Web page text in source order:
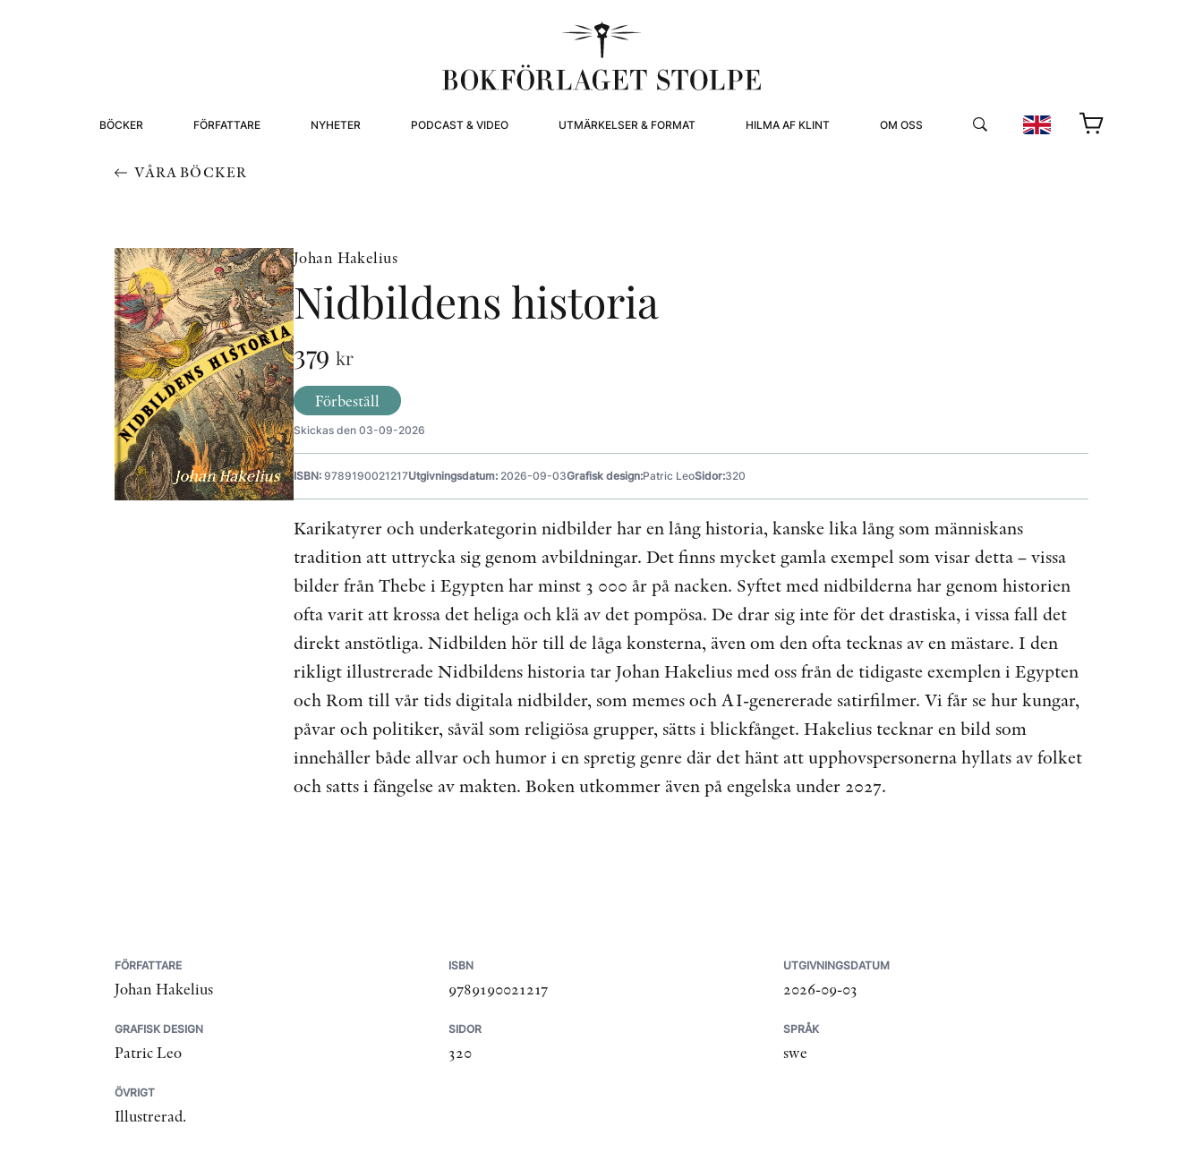
BÖCKER FÖRFATTARE NYHETER PODCAST & VIDEO UTMÄRKELSER & FORMAT HILMA AF KLINT OM OSS
PEER REVIEW-PROCESSEN
VÅRA BÖCKER
Johan Hakelius
Nidbildens historia
379 kr
Förbeställ
Skickas den 03-09-2026
ISBN: 9789190021217Utgivningsdatum: 2026-09-03Grafisk design:Patric LeoSidor:320
Karikatyrer och underkategorin nidbilder har en lång historia, kanske lika lång som människans
tradition att uttrycka sig genom avbildningar. Det finns mycket gamla exempel som visar detta – vissa
bilder från Thebe i Egypten har minst 3 000 år på nacken. Syftet med nidbilderna har genom historien
ofta varit att krossa det heliga och klä av det pompösa. De drar sig inte för det drastiska, i vissa fall det
direkt anstötliga. Nidbilden hör till de låga konsterna, även om den ofta tecknas av en mästare. I den
rikligt illustrerade Nidbildens historia tar Johan Hakelius med oss från de tidigaste exemplen i Egypten
och Rom till vår tids digitala nidbilder, som memes och AI-genererade satirfilmer. Vi får se hur kungar,
påvar och politiker, såväl som religiösa grupper, sätts i blickfånget. Hakelius tecknar en bild som
innehåller både allvar och humor i en spretig genre där det hänt att upphovspersonerna hyllats av folket
och satts i fängelse av makten. Boken utkommer även på engelska under 2027.
FÖRFATTARE
Johan Hakelius
ISBN
9789190021217
UTGIVNINGSDATUM
2026-09-03
GRAFISK DESIGN
Patric Leo
SIDOR
320
SPRÅK
swe
ÖVRIGT
Illustrerad.